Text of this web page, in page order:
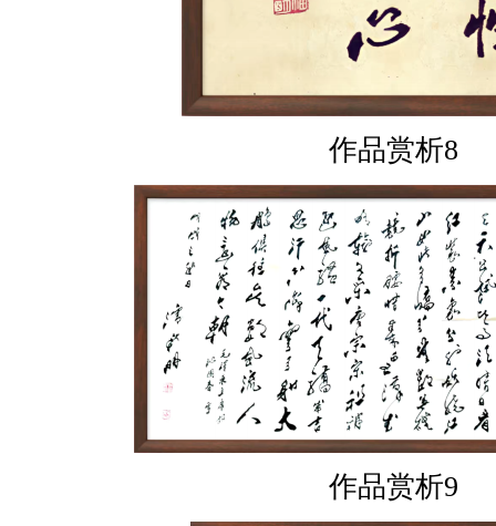
作品赏析8
作品赏析9